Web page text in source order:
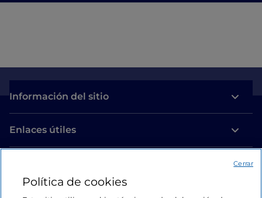
Información del sitio
Enlaces útiles
Estamos en contacto
Política de cookies
Cerrar